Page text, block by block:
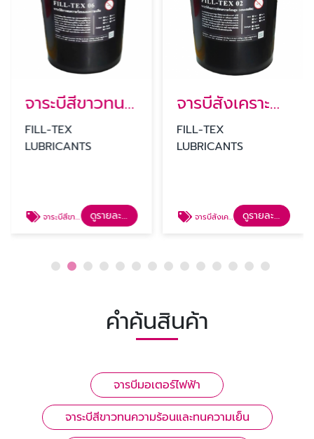
จาระบีสีขาวทนความร้อนและทนความเย็น
FILL-TEX
LUBRICANTS
จาระบีสีขาวทนความร้อนและทนความเย็น ดูรายละเอียด
จารบีสังเคราะห์ทนความร้อนสูง
FILL-TEX
LUBRICANTS
จารบีสังเคราะห์ทนความร้อนสูง ดูรายละเอียด
คำค้นสินค้า
จารบีมอเตอร์ไฟฟ้า
จาระบีสีขาวทนความร้อนและทนความเย็น